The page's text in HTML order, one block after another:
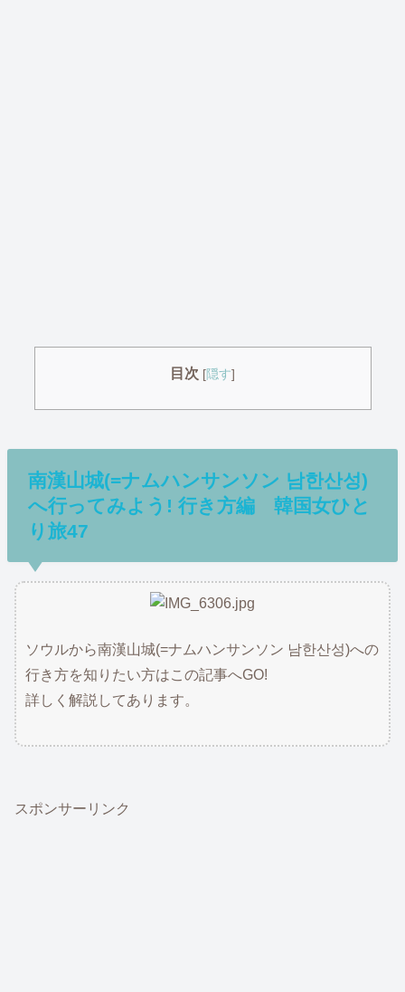
目次 [隠す]
南漢山城(=ナムハンサンソン 남한산성)
へ行ってみよう! 行き方編 韓国女ひと
り旅47
ソウルから南漢山城(=ナムハンサンソン 남한산성)への
行き方を知りたい方はこの記事へGO!
詳しく解説してあります。
スポンサーリンク